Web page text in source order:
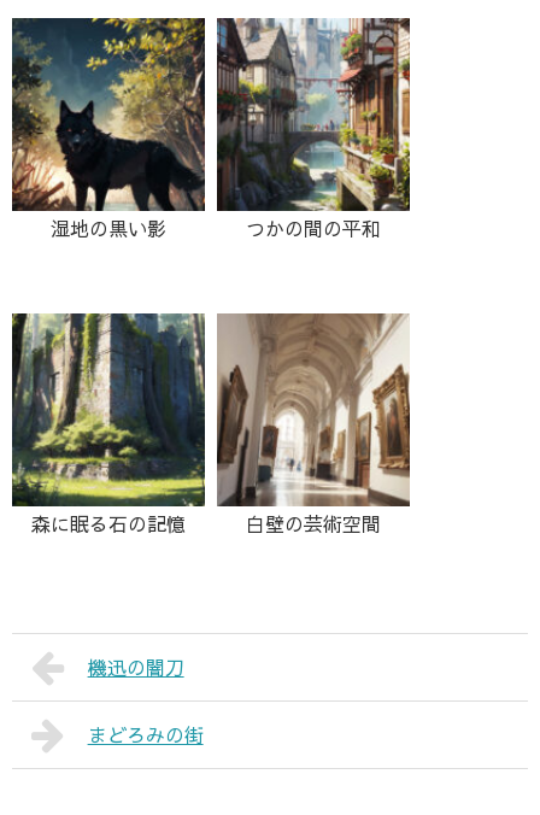
湿地の黒い影 つかの間の平和
森に眠る石の記憶 白壁の芸術空間
機迅の闇刀
まどろみの街